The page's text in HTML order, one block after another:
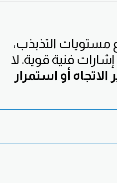
مستويات التذبذب،
إشارات فنية قوية. لا
أو استمرار